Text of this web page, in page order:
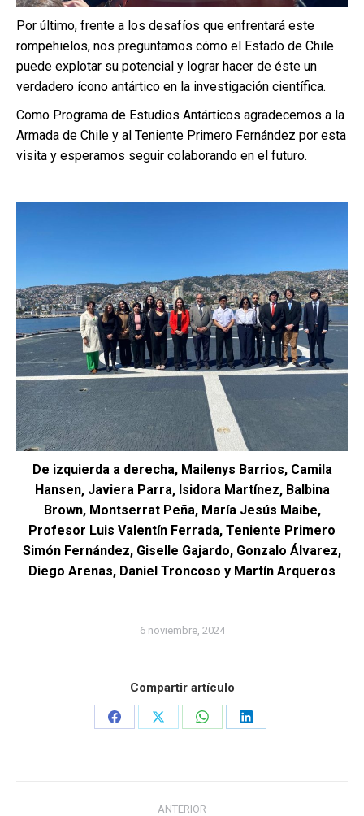
Por último, frente a los desafíos que enfrentará este
rompehielos, nos preguntamos cómo el Estado de Chile
puede explotar su potencial y lograr hacer de éste un
verdadero ícono antártico en la investigación científica.
Como Programa de Estudios Antárticos agradecemos a la
Armada de Chile y al Teniente Primero Fernández por esta
visita y esperamos seguir colaborando en el futuro.
De izquierda a derecha, Mailenys Barrios, Camila
Hansen, Javiera Parra, Isidora Martínez, Balbina
Brown, Montserrat Peña, María Jesús Maibe,
Profesor Luis Valentín Ferrada, Teniente Primero
Simón Fernández, Giselle Gajardo, Gonzalo Álvarez,
Diego Arenas, Daniel Troncoso y Martín Arqueros
6 noviembre, 2024
Compartir artículo
Share
Share
Share
Share
NavegaciónANTERIOR